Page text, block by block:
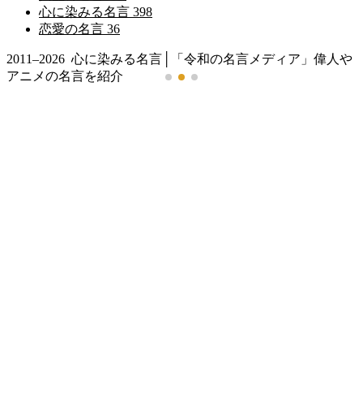
心に染みる名言 398
恋愛の名言 36
2011–2026 心に染みる名言│「令和の名言メディア」偉人や
アニメの名言を紹介